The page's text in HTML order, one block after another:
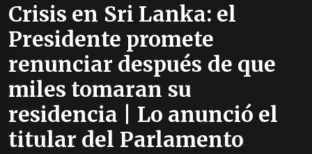
Crisis en Sri Lanka: el
Presidente promete
renunciar después de que
miles tomaran su
residencia | Lo anunció el
titular del Parlamento